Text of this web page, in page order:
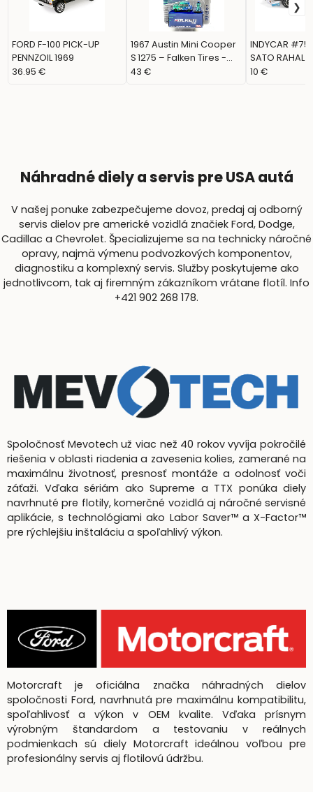
FORD F-100 PICK-UP
PENNZOIL 1969
36.95 €
1967 Austin Mini Cooper
S 1275 – Falken Tires -
CHASE (GREENLIGHT)
43 €
INDYCAR #75
SATO RAHAL
LANIGAN
10 €
Náhradné diely a servis pre USA autá
V našej ponuke zabezpečujeme dovoz, predaj aj odborný
servis dielov pre americké vozidlá značiek Ford, Dodge,
Cadillac a Chevrolet. Špecializujeme sa na technicky náročné
opravy, najmä výmenu podvozkových komponentov,
diagnostiku a komplexný servis. Služby poskytujeme ako
jednotlivcom, tak aj firemným zákazníkom vrátane flotíl. Info
+421 902 268 178.
Spoločnosť Mevotech už viac než 40 rokov vyvíja pokročilé
riešenia v oblasti riadenia a zavesenia kolies, zamerané na
maximálnu životnosť, presnosť montáže a odolnosť voči
záťaži. Vďaka sériám ako Supreme a TTX ponúka diely
navrhnuté pre flotily, komerčné vozidlá aj náročné servisné
aplikácie, s technológiami ako Labor Saver™ a X-Factor™
pre rýchlejšiu inštaláciu a spoľahlivý výkon.
Motorcraft je oficiálna značka náhradných dielov
spoločnosti Ford, navrhnutá pre maximálnu kompatibilitu,
spoľahlivosť a výkon v OEM kvalite. Vďaka prísnym
výrobným štandardom a testovaniu v reálnych
podmienkach sú diely Motorcraft ideálnou voľbou pre
profesionálny servis aj flotilovú údržbu.